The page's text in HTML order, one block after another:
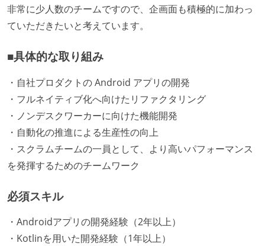
非常に少人数のチームですので、企画面も積極的に加わっ
ていただきたいと考えています。
■具体的な取り組み
・自社プロダクトの Android アプリの開発
・フルネイティブ化へ向けたリファクタリング
・ノンデスクワーカーに向けた機能開発
・自動化の推進による生産性の向上
・スクラムチームの一員として、より高いパフォーマンス
を発揮するためのチームワーク
必須スキル
・Androidアプリの開発経験（2年以上）
・Kotlinを用いた開発経験（1年以上）